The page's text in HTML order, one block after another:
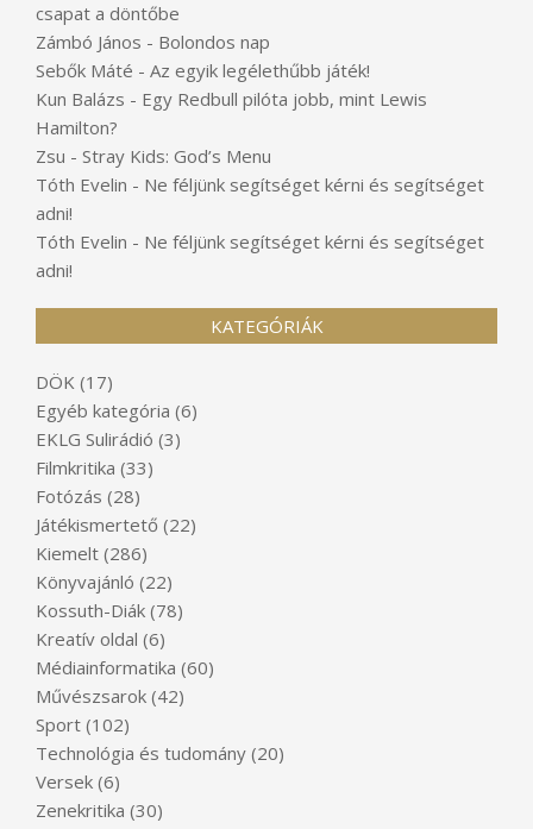
csapat a döntőbe
Zámbó János - Bolondos nap
Sebők Máté - Az egyik legélethűbb játék!
Kun Balázs - Egy Redbull pilóta jobb, mint Lewis
Hamilton?
Zsu - Stray Kids: God’s Menu
Tóth Evelin - Ne féljünk segítséget kérni és segítséget
adni!
Tóth Evelin - Ne féljünk segítséget kérni és segítséget
adni!
KATEGÓRIÁK
DÖK (17)
Egyéb kategória (6)
EKLG Sulirádió (3)
Filmkritika (33)
Fotózás (28)
Játékismertető (22)
Kiemelt (286)
Könyvajánló (22)
Kossuth-Diák (78)
Kreatív oldal (6)
Médiainformatika (60)
Művészsarok (42)
Sport (102)
Technológia és tudomány (20)
Versek (6)
Zenekritika (30)